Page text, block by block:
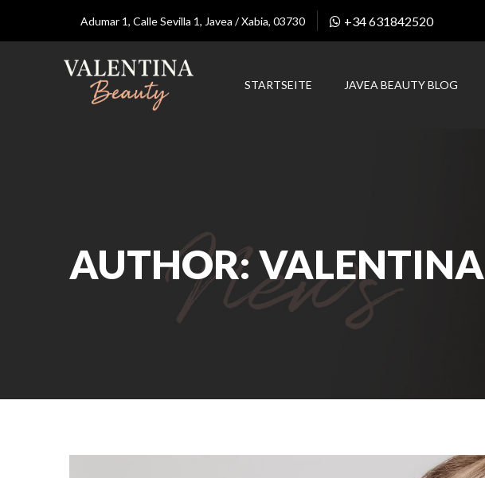
Adumar 1, Calle Sevilla 1, Javea / Xabia, 03730 +34 631842520
STARTSEITE JAVEA BEAUTY BLOG
AUTHOR: VALENTINA